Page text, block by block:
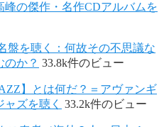
峰の傑作・名作CDアルバムを
盤を聴く：何故その不思議な
のか？ 33.8k件のビュー
】とは何だ？＝アヴァンギ
ズを聴く 33.2k件のビュー